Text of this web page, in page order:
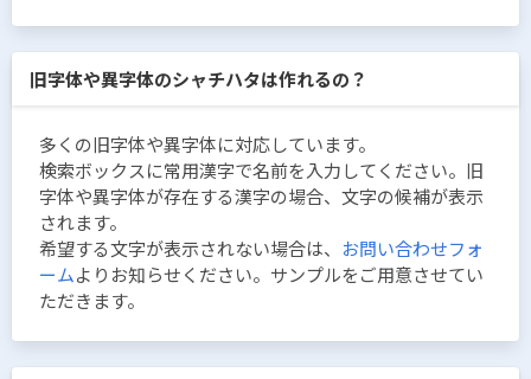
旧字体や異字体のシャチハタは作れるの？
多くの旧字体や異字体に対応しています。
検索ボックスに常用漢字で名前を入力してください。旧
字体や異字体が存在する漢字の場合、文字の候補が表示
されます。
希望する文字が表示されない場合は、 お問い合わせフォ
ームよりお知らせください。サンプルをご用意させてい
ただきます。